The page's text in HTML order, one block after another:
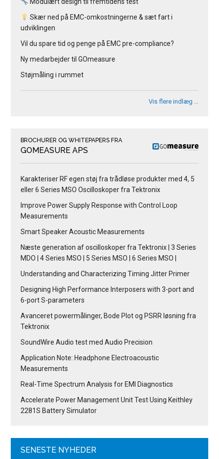
Modulært design til fremtidens test
Skær ned på EMC-omkostningerne & sæt fart i
udviklingen
Vil du spare tid og penge på EMC pre-compliance?
Ny medarbejder til GOmeasure
Støjmåling i rummet
Vis flere indlæg …
BROCHURER OG WHITEPAPERS FRA
GOMEASURE APS
Karakteriser RF egen støj fra trådløse produkter med 4, 5
eller 6 Series MSO Oscilloskoper fra Tektronix
Improve Power Supply Response with Control Loop
Measurements
Smart Speaker Acoustic Measurements
Næste generation af oscilloskoper fra Tektronix | 3 Series
MDO | 4 Series MSO | 5 Series MSO | 6 Series MSO |
Understanding and Characterizing Timing Jitter Primer
Designing High Performance Interposers with 3-port and
6-port S-parameters
Avanceret powermålinger, Bode Plot og PSRR løsning fra
Tektronix
SoundWire Audio test med Audio Precision
Application Note: Headphone Electroacoustic
Measurements
Real-Time Spectrum Analysis for EMI Diagnostics
Accelerate Power Management Unit Test Using Keithley
2281S Battery Simulator
SENESTE NYHEDER